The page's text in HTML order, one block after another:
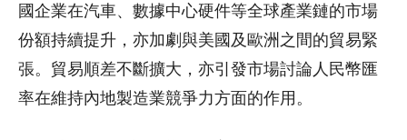
國企業在汽車、數據中心硬件等全球產業鏈的市場
份額持續提升，亦加劇與美國及歐洲之間的貿易緊
張。貿易順差不斷擴大，亦引發市場討論人民幣匯
率在維持內地製造業競爭力方面的作用。